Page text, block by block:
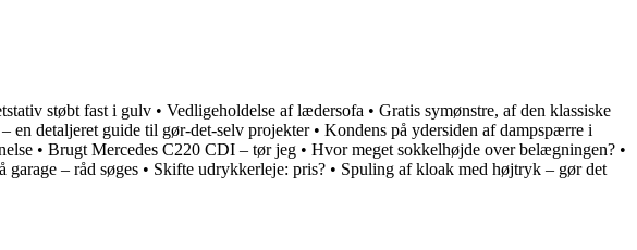
støbt fast i gulv • Vedligeholdelse af lædersofa • Gratis symønstre, af den klassiske
en detaljeret guide til gør-det-selv projekter• Kondens på ydersiden af dampspærre i
• Brugt Mercedes C220 CDI – tør jeg • Hvor meget sokkelhøjde over belægningen? •
garage – råd søges • Skifte udrykkerleje: pris? • Spuling af kloak med højtryk – gør det